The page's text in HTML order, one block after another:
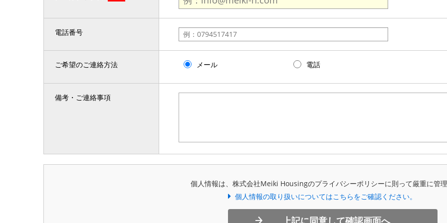
電話番号
ご希望のご連絡方法 メール 電話
備考・ご連絡事項
個人情報は、株式会社Meiki Housingのプライバシーポリシーに則って厳重に管理
個人情報の取り扱いについてはこちらをご確認ください。
上記に同意して確認画面へ